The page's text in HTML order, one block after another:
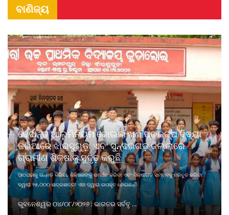
ବାଣିଜ୍ୟ
ବେଦାନ୍ତ ଆଲୁମିନିୟମ କୋଇଲା ଖଣି ପ୍ରକଳ୍ପ ବିଦ୍ୟା
ଜରିଆରେ ଝାରସୁଗୁଡ଼ା ଏବଂ ସୁନ୍ଦରଗଡ଼ ଜିଲ୍ଲାରେ
ଗ୍ରାମୀଣ ଶିକ୍ଷାକୁ ସୁଦୃଢ଼ କରୁଛି
ପାଠପଢାକୁ ଉନ୍ନତ କରିବା, ଶିକ୍ଷକଙ୍କୁ ସମର୍ଥନ କରିବା ଏବଂ ଶିକ୍ଷାଗତ ସମ୍ବଳକୁ ମଜବୁତ କରିବା
ଦ୍ୱାରା ୨୫,୦୦୦ ଛାତ୍ରଛାତ୍ରୀ ଏହା ଦ୍ୱାରା ଉପକୃତ ହୋଇଛନ୍ତି
ଭୁବନେଶ୍ୱର ୦୪/୦୮/୨୦୨୬ : ଭାରତର ସର୍ବବୃ ...